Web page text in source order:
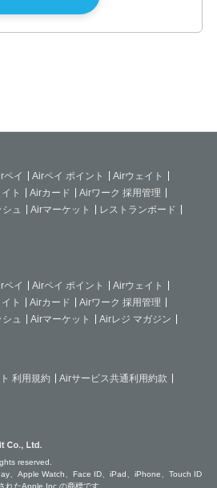
ペイ Airペイ ポイント
Airウェイト
ト Airカード
Airワーク 採用管理
ュ Airマーケット
レストランボード
ペイ Airペイ ポイント
Airウェイト
ト Airカード
Airワーク 採用管理
ュ Airマーケット
Airレジ マガジン
利用規約
Airサービス共通利用約款
reserved.
、Apple Watch、Face ID、iPad、iPhone、Touch ID
れたApple Inc.の商標です。